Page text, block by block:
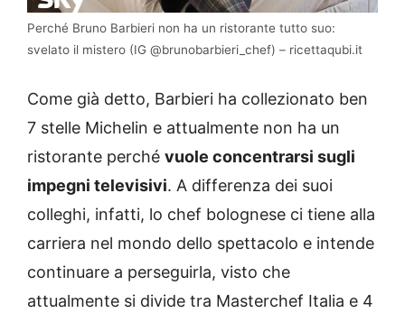
Perché Bruno Barbieri non ha un ristorante tutto suo:
svelato il mistero (IG @brunobarbieri_chef) – ricettaqubi.it
Come già detto, Barbieri ha collezionato ben
7 stelle Michelin e attualmente non ha un
ristorante perché vuole concentrarsi sugli
impegni televisivi. A differenza dei suoi
colleghi, infatti, lo chef bolognese ci tiene alla
carriera nel mondo dello spettacolo e intende
continuare a perseguirla, visto che
attualmente si divide tra Masterchef Italia e 4